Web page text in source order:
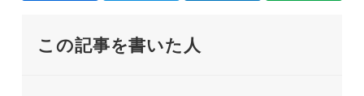
この記事を書いた人